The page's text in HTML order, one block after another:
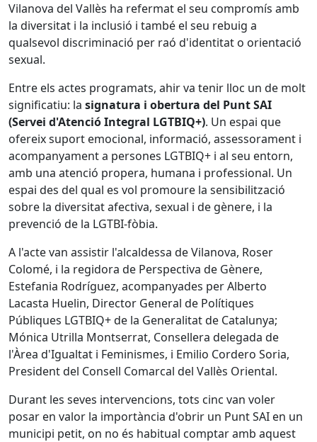
Vilanova del Vallès ha refermat el seu compromís amb
la diversitat i la inclusió i també el seu rebuig a
qualsevol discriminació per raó d'identitat o orientació
sexual.
Entre els actes programats, ahir va tenir lloc un de molt
significatiu: la signatura i obertura del Punt SAI
(Servei d'Atenció Integral LGTBIQ+). Un espai que
ofereix suport emocional, informació, assessorament i
acompanyament a persones LGTBIQ+ i al seu entorn,
amb una atenció propera, humana i professional. Un
espai des del qual es vol promoure la sensibilització
sobre la diversitat afectiva, sexual i de gènere, i la
prevenció de la LGTBI-fòbia.
A l'acte van assistir l'alcaldessa de Vilanova, Roser
Colomé, i la regidora de Perspectiva de Gènere,
Estefania Rodríguez, acompanyades per Alberto
Lacasta Huelin, Director General de Polítiques
Públiques LGTBIQ+ de la Generalitat de Catalunya;
Mónica Utrilla Montserrat, Consellera delegada de
l'Àrea d'Igualtat i Feminismes, i Emilio Cordero Soria,
President del Consell Comarcal del Vallès Oriental.
Durant les seves intervencions, tots cinc van voler
posar en valor la importància d'obrir un Punt SAI en un
municipi petit, on no és habitual comptar amb aquest